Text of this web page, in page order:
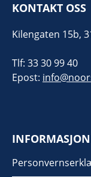
KONTAKT OSS
Kilengaten 15b,
Tlf: 33 30 99 40
Epost:
INFORMASJON